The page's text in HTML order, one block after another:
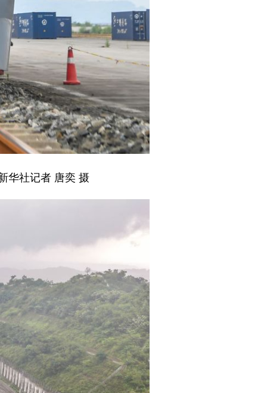
华社记者 唐奕 摄